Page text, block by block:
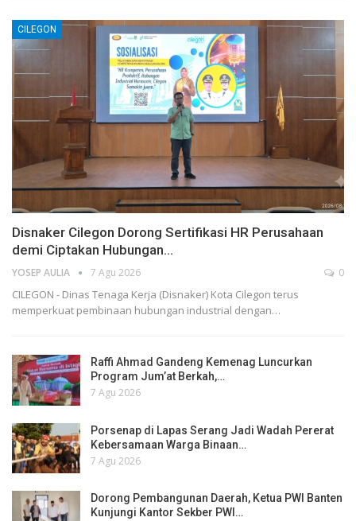
CILEGON
Disnaker Cilegon Dorong Sertifikasi HR Perusahaan
demi Ciptakan Hubungan…
YOSEP AULIA 7 Agu 2026 0
CILEGON - Dinas Tenaga Kerja (Disnaker) Kota Cilegon terus
memperkuat pembinaan hubungan industrial dengan…
Raffi Ahmad Gandeng Kemenag Luncurkan
Program Jum’at Berkah,…
7 Agu 2026
Porsenap di Lapas Serang Jadi Wadah Pererat
Kebersamaan Warga Binaan…
7 Agu 2026
Dorong Pembangunan Daerah, Ketua PWI Banten
Kunjungi Kantor Sekber PWI…